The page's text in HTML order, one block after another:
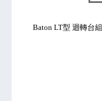
Baton LT型 迴轉台